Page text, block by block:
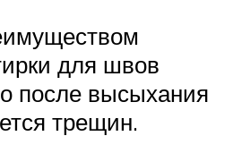
для швов
после высыхания
трещин.